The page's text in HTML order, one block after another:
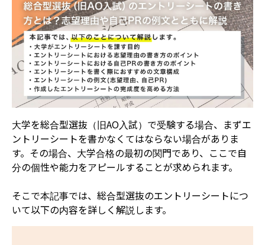
大学を総合型選抜（旧AO入試）で受験する場合、まずエ
ントリーシートを書かなくてはならない場合がありま
す。その場合、大学合格の最初の関門であり、ここで自
分の個性や能力をアピールすることが求められます。
そこで本記事では、総合型選抜のエントリーシートにつ
いて以下の内容を詳しく解説します。